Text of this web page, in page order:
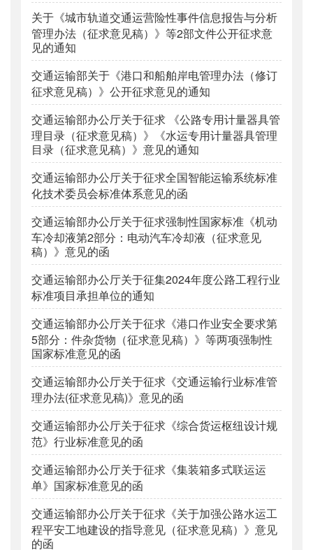
关于《城市轨道交通运营险性事件信息报告与分析
管理办法（征求意见稿）》等2部文件公开征求意
见的通知
交通运输部关于《港口和船舶岸电管理办法（修订
征求意见稿）》公开征求意见的通知
交通运输部办公厅关于征求 《公路专用计量器具管
理目录（征求意见稿）》《水运专用计量器具管理
目录（征求意见稿）》意见的通知
交通运输部办公厅关于征求全国智能运输系统标准
化技术委员会标准体系意见的函
交通运输部办公厅关于征求强制性国家标准《机动
车冷却液第2部分：电动汽车冷却液（征求意见
稿）》意见的函
交通运输部办公厅关于征集2024年度公路工程行业
标准项目承担单位的通知
交通运输部办公厅关于征求《港口作业安全要求第
5部分：件杂货物（征求意见稿）》等两项强制性
国家标准意见的函
交通运输部办公厅关于征求《交通运输行业标准管
理办法(征求意见稿)》意见的函
交通运输部办公厅关于征求《综合货运枢纽设计规
范》行业标准意见的函
交通运输部办公厅关于征求《集装箱多式联运运
单》国家标准意见的函
交通运输部办公厅关于征求《关于加强公路水运工
程平安工地建设的指导意见（征求意见稿）》意见
的函